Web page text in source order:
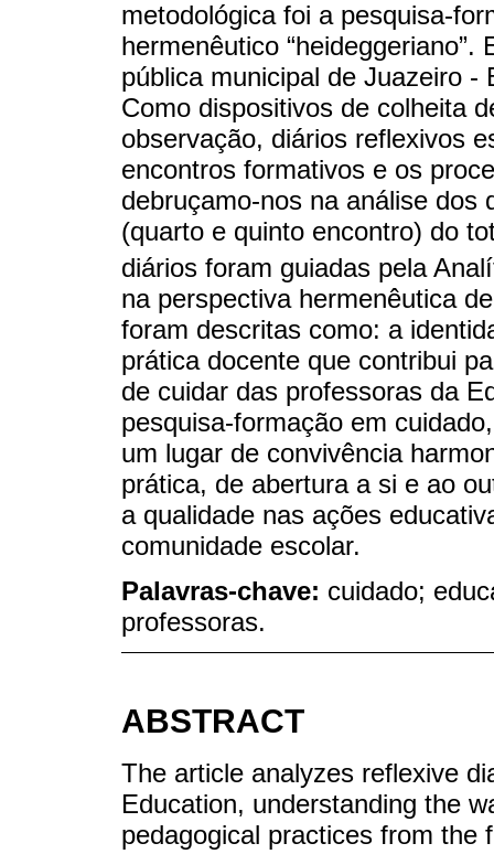
metodológica foi a pesquisa-
hermenêutico
pública municipal de Juazeiro
Como dispositivos de colheita
observação, diários reflexivos
encontros formativos e os
debruçamo-nos na análise dos
(quarto e quinto encontro) do
diários foram guiadas pela
na perspectiva hermenêutica
foram descritas como: a
prática docente que contribui
de cuidar das professoras da
pesquisa-formação em
um lugar de convivência
prática, de abertura a si e ao
a qualidade nas ações
comunidade escolar.
Palavras-chave: cuidado;
professoras.
ABSTRACT
The article analyzes reflexive
Education, understanding the
pedagogical practices from the